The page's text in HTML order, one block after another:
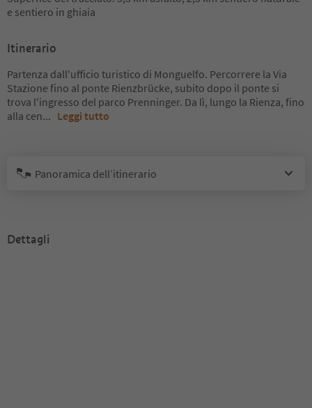
e sentiero in ghiaia
Itinerario
Partenza dall'ufficio turistico di Monguelfo. Percorrere la Via
Stazione fino al ponte Rienzbrücke, subito dopo il ponte si
trova l'ingresso del parco Prenninger. Da lì, lungo la Rienza, fino
alla cen... Leggi tutto
Panoramica dell’itinerario
Dettagli